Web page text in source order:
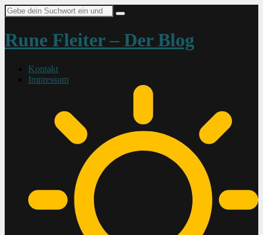
Suche
nach:
Rune Fleiter – Der Blog
Kontakt
Impressum